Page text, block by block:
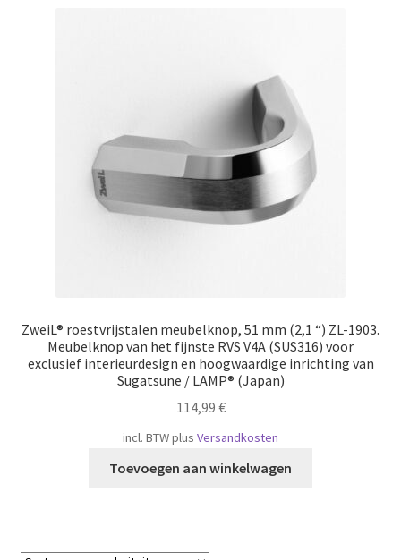
ZweiL® roestvrijstalen meubelknop, 51 mm (2,1 “) ZL-1903.
Meubelknop van het fijnste RVS V4A (SUS316) voor
exclusief interieurdesign en hoogwaardige inrichting van
Sugatsune / LAMP® (Japan)
114,99 €
incl. BTWplus Versandkosten
Toevoegen aan winkelwagen